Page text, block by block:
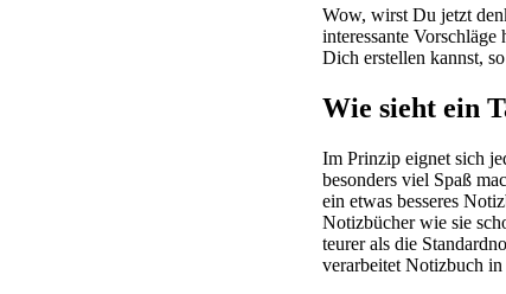
Wow, wirst Du jetzt
interessante
Dich erstellen kannst,
Wie sieht ein
Im Prinzip eignet sich
besonders viel Spaß
ein etwas besseres
Notizbücher wie sie
teurer als die
verarbeitet Notizbuch in